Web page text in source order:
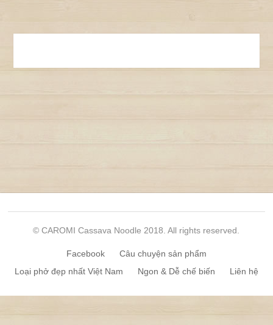
© CAROMI Cassava Noodle 2018. All rights reserved.
Facebook
Câu chuyện sản phẩm
Loại phở đẹp nhất Việt Nam
Ngon & Dễ chế biến Liên hệ